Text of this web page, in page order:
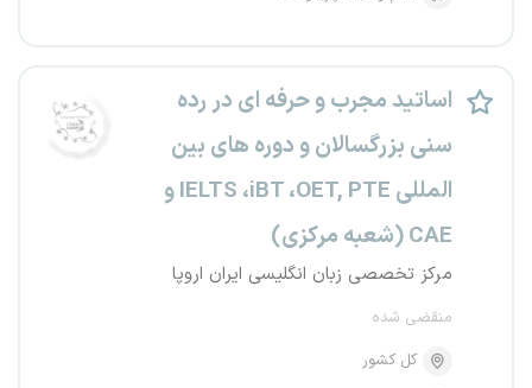
اساتید مجرب و حرفه ای در رده
سنی بزرگسالان و دوره های بین
المللی IELTS ،iBT ،OET, PTE و
CAE (شعبه مرکزی)
مرکز تخصصی زبان انگلیسی ایران اروپا
منقضی شده
کل کشور